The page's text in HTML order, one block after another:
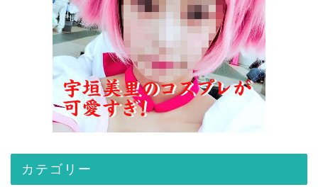
カテゴリー